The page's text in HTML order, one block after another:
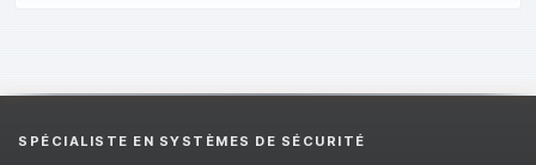
SPÉCIALISTE EN SYSTÈMES DE SÉCURITÉ